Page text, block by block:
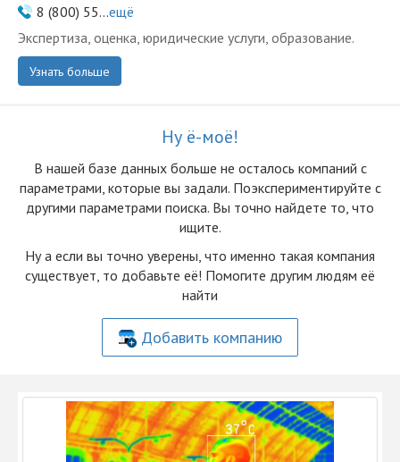
8 (800) 55...ещё
Экспертиза, оценка, юридические услуги, образование.
Узнать больше
Ну ё-моё!
В нашей базе данных больше не осталоcь компаний с
параметрами, которые вы задали. Поэкспериментируйте с
другими параметрами поиска. Вы точно найдете то, что
ищите.
Ну а если вы точно уверены, что именно такая компания
существует, то добавьте её! Помогите другим людям её
найти
Добавить компанию